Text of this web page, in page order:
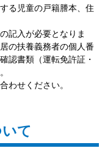
る児童の戸籍謄本、住
記入が必要となりま
の扶養義務者の個人番
認書類（運転免許証・
わせください。
て